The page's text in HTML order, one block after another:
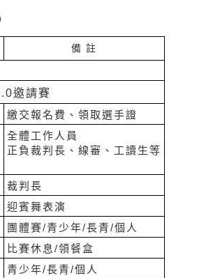
備 註
邀請賽
繳交報名費、領取選手證
全體工作人員
正負裁判長、線審、工讀生等
裁判長
迎賓舞表演
團體賽/青少年/長青/個人
比賽休息/領餐盒
青少年/長青/個人